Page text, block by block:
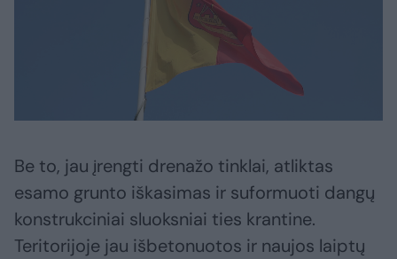
Be to, jau įrengti drenažo tinklai, atliktas
esamo grunto iškasimas ir suformuoti dangų
konstrukciniai sluoksniai ties krantine.
Teritorijoje jau išbetonuotos ir naujos laiptų